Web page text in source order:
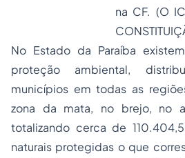
na CF. (O
No Estado da Paraíba
proteção ambiental,
municípios em todas as
zona da mata, no brejo, no
totalizando cerca de
naturais protegidas o que